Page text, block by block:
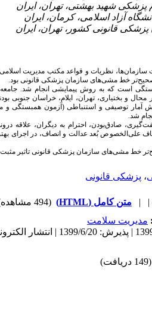
سازمان‌ها، نظریات و قواعد مکتب مدیریت
خط مشی‌های سازمان پزشکی قانونی بود.
است که به روش پیمایشی انجام شد.
و بختیاری، تهران، ایلام، خراسان جنوبی
آمار توصیفی و استنباطی (آزمون همبستگی و
شد.
صادق‌بودن، احترام به دیگران، علاقه
علی‌الخصوص بُعد عدالت و انصاف، در اجرای
خط‌ مشی‌های سازمان پزشکی قانونی تاثیر مثبت
، پزشکی قانونی
| | متن کامل (HTML)
(494 مشاهده)
مديريت سلامت
دریافت: 1399/6/18 | ویرایش نهایی: 1399/11/11 | پذیرش: 1399/6/20 |
(149 دریافت)